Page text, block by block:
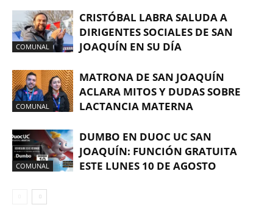
COMUNAL
CRISTÓBAL LABRA SALUDA A
DIRIGENTES SOCIALES DE SAN
JOAQUÍN EN SU DÍA
COMUNAL
MATRONA DE SAN JOAQUÍN
ACLARA MITOS Y DUDAS SOBRE
LACTANCIA MATERNA
COMUNAL
DUMBO EN DUOC UC SAN
JOAQUÍN: FUNCIÓN GRATUITA
ESTE LUNES 10 DE AGOSTO